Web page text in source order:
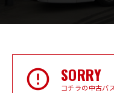
SORRY
コチラの中古バ